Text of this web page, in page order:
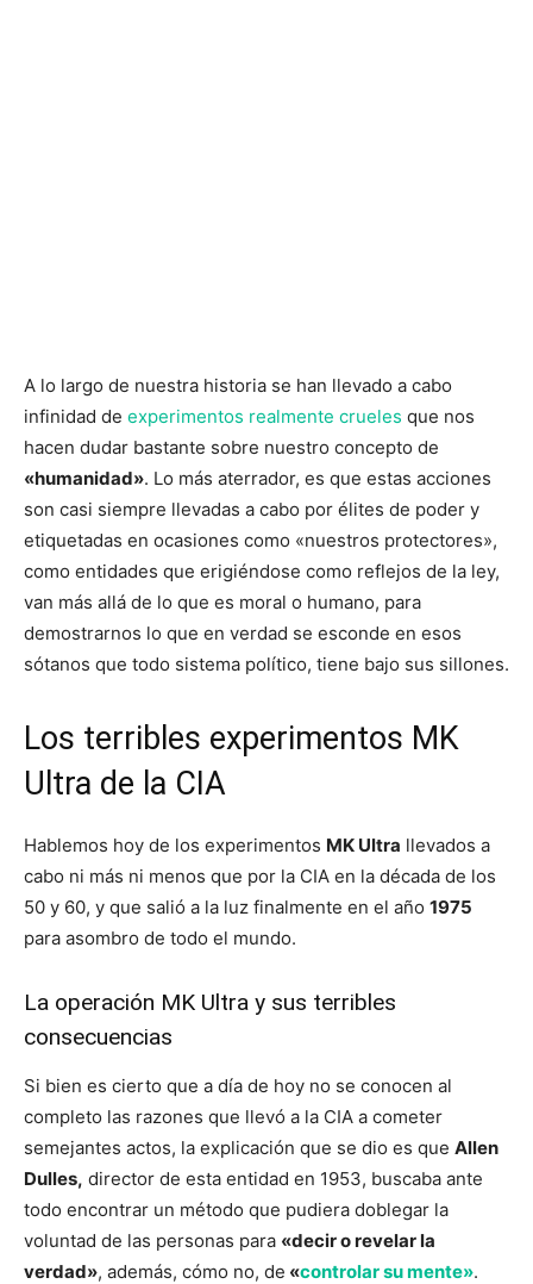
A lo largo de nuestra historia se han llevado a cabo
infinidad de experimentos realmente crueles que nos
hacen dudar bastante sobre nuestro concepto de
«humanidad». Lo más aterrador, es que estas acciones
son casi siempre llevadas a cabo por élites de poder y
etiquetadas en ocasiones como «nuestros protectores»,
como entidades que erigiéndose como reflejos de la ley,
van más allá de lo que es moral o humano, para
demostrarnos lo que en verdad se esconde en esos
sótanos que todo sistema político, tiene bajo sus sillones.
Los terribles experimentos MK
Ultra de la CIA
Hablemos hoy de los experimentos MK Ultra llevados a
cabo ni más ni menos que por la CIA en la década de los
50 y 60, y que salió a la luz finalmente en el año 1975
para asombro de todo el mundo.
La operación MK Ultra y sus terribles
consecuencias
Si bien es cierto que a día de hoy no se conocen al
completo las razones que llevó a la CIA a cometer
semejantes actos, la explicación que se dio es que Allen
Dulles, director de esta entidad en 1953, buscaba ante
todo encontrar un método que pudiera doblegar la
voluntad de las personas para «decir o revelar la
verdad», además, cómo no, de «controlar su mente».